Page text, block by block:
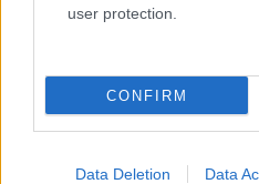
user protection.
CONFIRM
Data Deletion Data